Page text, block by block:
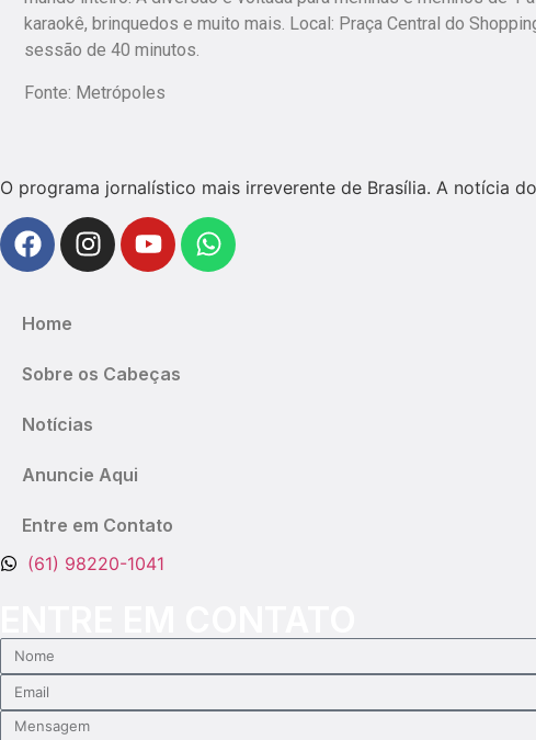
karaokê, brinquedos e muito mais. Local: Praça Central do
sessão de 40 minutos.
Fonte: Metrópoles
O programa jornalístico mais irreverente de Brasília. A notícia
Home
Sobre os Cabeças
Notícias
Anuncie Aqui
Entre em Contato
(61) 98220-1041